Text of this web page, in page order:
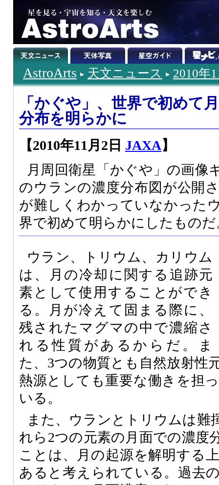
AstroArts 天文ニュース 2010年
「かぐや」、世界で初めて
分布を明らかに
【2010年11月2日 JAXA】
月周回衛星「かぐや」の画像
のウランの濃度分布図が公開
が難しくわかっていなかった
界で初めて明らかにしたものだ
ウラン、トリウム、カリウム
は、月の冷却に関する追跡元
素として使用することができ
る。月が冷えて固まる際に、
残されたマグマの中で濃縮さ
れる性質があるからだ。ま
た、3つの物質とも自然放射性
熱源としても重要な働きを担
いる。
また、ウランとトリウムは難
れら2つの元素の月面での濃度
ことは、月の起源を解明する
あると考えられている。過去